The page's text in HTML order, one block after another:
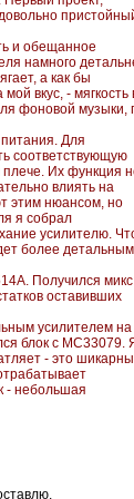
и обещанное
намного
а как бы
вкус, - мягкость
фоновой музыки,
Для
соответствующую
Их функция
влиять на
этим нюансом, но
я собрал
усилителю.
более
Получился микс
оставивших
усилителем на
блок с MC33079.
- это
- небольшая
предоставлю.